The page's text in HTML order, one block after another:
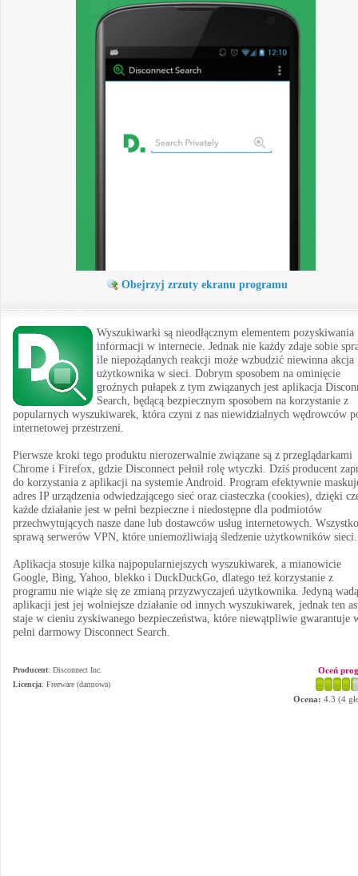
Obejrzyj zrzuty ekranu programu
Wyszukiwarki są nieodłącznym elementem pozyskiwania
informacji w internecie. Jednak nie każdy zdaje sobie
ile niepożądanych reakcji może wzbudzić niewinna akcja
użytkownika w sieci. Dobrym sposobem na ominięcie
groźnych pułapek z tym związanych jest aplikacja
Search, będącą bezpiecznym sposobem na korzystanie z
popularnych wyszukiwarek, która czyni z nas niewidzialnych wędrowców
internetowej przestrzeni.
Pierwsze kroki tego produktu nierozerwalnie związane są z przeglądarkami
Chrome i Firefox, gdzie Disconnect pełnił rolę wtyczki. Dziś producent
do korzystania z aplikacji na systemie Android. Program efektywnie
adres IP urządzenia odwiedzającego sieć oraz ciasteczka (cookies), dzięki
każde działanie jest w pełni bezpieczne i niedostępne dla podmiotów
przechwytujących nasze dane lub dostawców usług internetowych.
sprawą serwerów VPN, które uniemożliwiają śledzenie użytkowników sieci.
Aplikacja stosuje kilka najpopularniejszych wyszukiwarek, a mianowicie
Google, Bing, Yahoo, blekko i DuckDuckGo, dlatego też korzystanie z
programu nie wiąże się ze zmianą przyzwyczajeń użytkownika. Jedyną wadą
aplikacji jest jej wolniejsze działanie od innych wyszukiwarek, jednak ten
staje w cieniu zyskiwanego bezpieczeństwa, które niewątpliwie gwarantuje
pełni darmowy Disconnect Search.
Producent: Disconnect Inc.
Licencja: Freeware (darmowa)
Oceń
Ocena: 4.3 (4